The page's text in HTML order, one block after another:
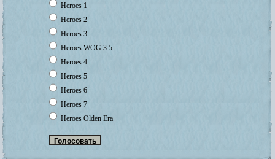
Heroes 1
Heroes 2
Heroes 3
Heroes WOG 3.5
Heroes 4
Heroes 5
Heroes 6
Heroes 7
Heroes Olden Era